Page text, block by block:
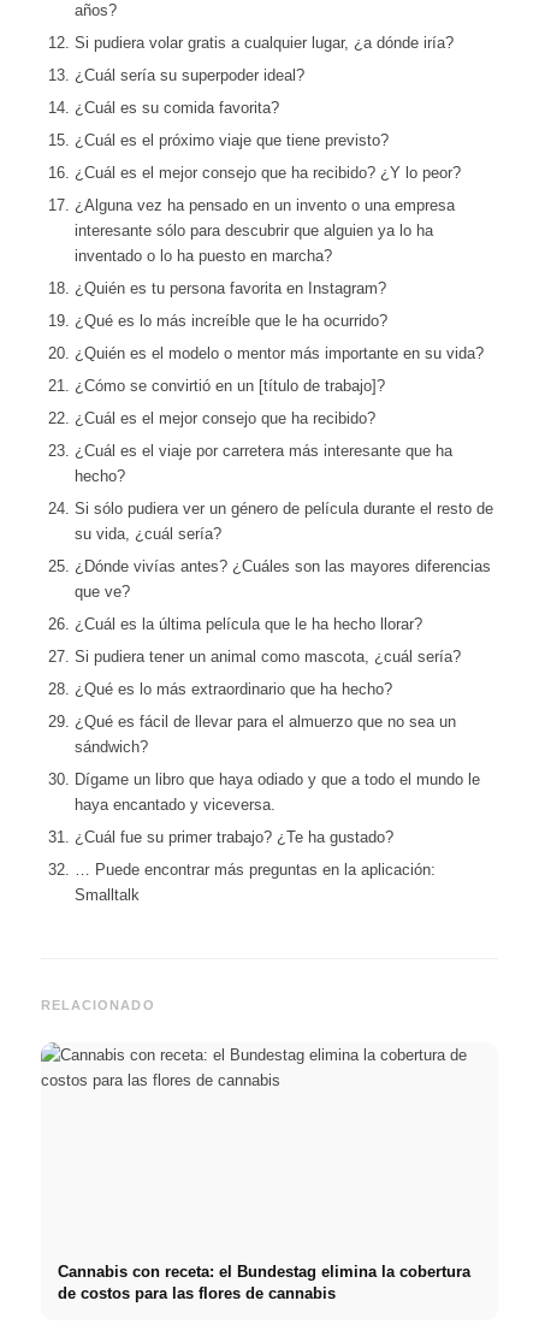
años?
Si pudiera volar gratis a cualquier lugar, ¿a dónde iría?
¿Cuál sería su superpoder ideal?
¿Cuál es su comida favorita?
¿Cuál es el próximo viaje que tiene previsto?
¿Cuál es el mejor consejo que ha recibido? ¿Y lo peor?
¿Alguna vez ha pensado en un invento o una empresa
interesante sólo para descubrir que alguien ya lo ha
inventado o lo ha puesto en marcha?
¿Quién es tu persona favorita en Instagram?
¿Qué es lo más increíble que le ha ocurrido?
¿Quién es el modelo o mentor más importante en su vida?
¿Cómo se convirtió en un [título de trabajo]?
¿Cuál es el mejor consejo que ha recibido?
¿Cuál es el viaje por carretera más interesante que ha
hecho?
Si sólo pudiera ver un género de película durante el resto de
su vida, ¿cuál sería?
¿Dónde vivías antes? ¿Cuáles son las mayores diferencias
que ve?
¿Cuál es la última película que le ha hecho llorar?
Si pudiera tener un animal como mascota, ¿cuál sería?
¿Qué es lo más extraordinario que ha hecho?
¿Qué es fácil de llevar para el almuerzo que no sea un
sándwich?
Dígame un libro que haya odiado y que a todo el mundo le
haya encantado y viceversa.
¿Cuál fue su primer trabajo? ¿Te ha gustado?
… Puede encontrar más preguntas en la aplicación:
Smalltalk
RELACIONADO
Cannabis con receta: el Bundestag elimina la cobertura
de costos para las flores de cannabis